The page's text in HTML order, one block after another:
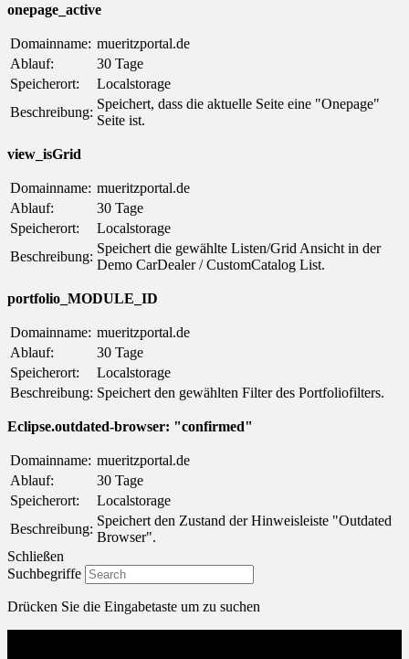
onepage_active
Domainname: mueritzportal.de
Ablauf:
30 Tage
Speicherort:
Localstorage
Beschreibung:
Speichert, dass die aktuelle Seite eine "Onepage"
Seite ist.
view_isGrid
Domainname: mueritzportal.de
Ablauf:
30 Tage
Speicherort:
Localstorage
Beschreibung:
Speichert die gewählte Listen/Grid Ansicht in der
Demo CarDealer / CustomCatalog List.
portfolio_MODULE_ID
Domainname: mueritzportal.de
Ablauf:
30 Tage
Speicherort:
Localstorage
Beschreibung: Speichert den gewählten Filter des Portfoliofilters.
Eclipse.outdated-browser: "confirmed"
Domainname: mueritzportal.de
Ablauf:
30 Tage
Speicherort:
Localstorage
Beschreibung:
Speichert den Zustand der Hinweisleiste "Outdated
Browser".
Schließen
Suchbegriffe
Drücken Sie die Eingabetaste um zu suchen